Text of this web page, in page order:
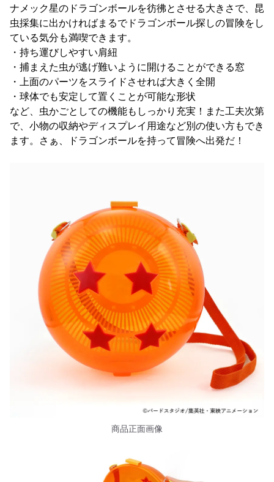
ナメック星のドラゴンボールを彷彿とさせる大きさで、昆
虫採集に出かければまるでドラゴンボール探しの冒険をし
ている気分も満喫できます。
・持ち運びしやすい肩紐
・捕まえた虫が逃げ難いように開けることができる窓
・上面のパーツをスライドさせれば大きく全開
・球体でも安定して置くことが可能な形状
など、虫かごとしての機能もしっかり充実！また工夫次第
で、小物の収納やディスプレイ用途など別の使い方もでき
ます。さぁ、ドラゴンボールを持って冒険へ出発だ！
商品正面画像